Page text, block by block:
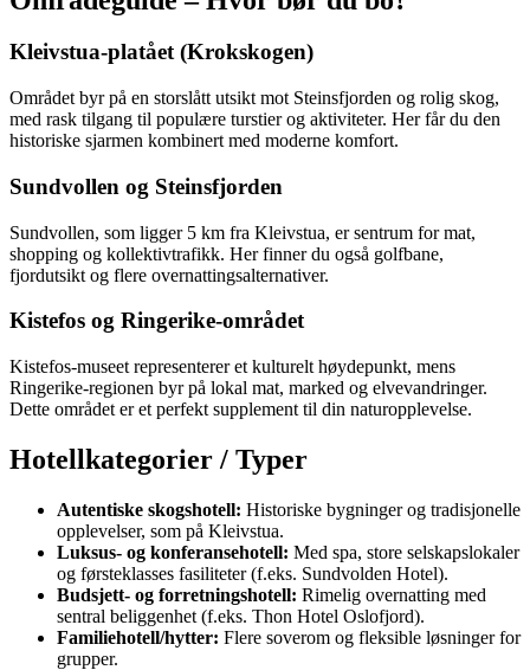
Kleivstua-platået (Krokskogen)
Området byr på en storslått utsikt mot Steinsfjorden og rolig skog,
med rask tilgang til populære turstier og aktiviteter. Her får du den
historiske sjarmen kombinert med moderne komfort.
Sundvollen og Steinsfjorden
Sundvollen, som ligger 5 km fra Kleivstua, er sentrum for mat,
shopping og kollektivtrafikk. Her finner du også golfbane,
fjordutsikt og flere overnattingsalternativer.
Kistefos og Ringerike-området
Kistefos-museet representerer et kulturelt høydepunkt, mens
Ringerike-regionen byr på lokal mat, marked og elvevandringer.
Dette området er et perfekt supplement til din naturopplevelse.
Hotellkategorier / Typer
Autentiske skogshotell: Historiske bygninger og tradisjonelle
opplevelser, som på Kleivstua.
Luksus- og konferansehotell: Med spa, store selskapslokaler
og førsteklasses fasiliteter (f.eks. Sundvolden Hotel).
Budsjett- og forretningshotell: Rimelig overnatting med
sentral beliggenhet (f.eks. Thon Hotel Oslofjord).
Familiehotell/hytter: Flere soverom og fleksible løsninger for
grupper.